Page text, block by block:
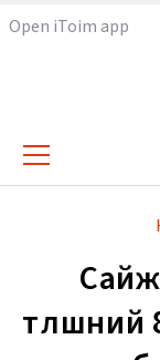
Open iToim app